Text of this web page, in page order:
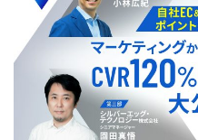
採用
資料ダ
お問